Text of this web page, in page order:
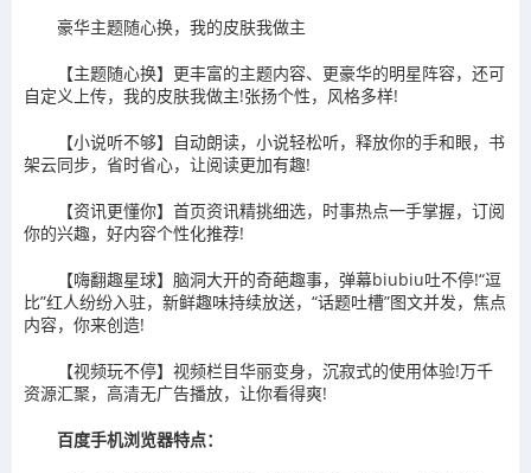
豪华主题随心换，我的皮肤我做主
【主题随心换】更丰富的主题内容、更豪华的明星阵容，还可
自定义上传，我的皮肤我做主!张扬个性，风格多样!
【小说听不够】自动朗读，小说轻松听，释放你的手和眼，书
架云同步，省时省心，让阅读更加有趣!
【资讯更懂你】首页资讯精挑细选，时事热点一手掌握，订阅
你的兴趣，好内容个性化推荐!
【嗨翻趣星球】脑洞大开的奇葩趣事，弹幕biubiu吐不停!“逗
比”红人纷纷入驻，新鲜趣味持续放送，“话题吐槽”图文并发，焦点
内容，你来创造!
【视频玩不停】视频栏目华丽变身，沉寂式的使用体验!万千
资源汇聚，高清无广告播放，让你看得爽!
百度手机浏览器特点：